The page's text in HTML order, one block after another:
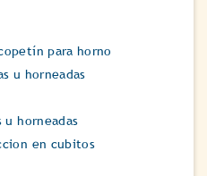
para horno
u horneadas
u horneadas
en cubitos